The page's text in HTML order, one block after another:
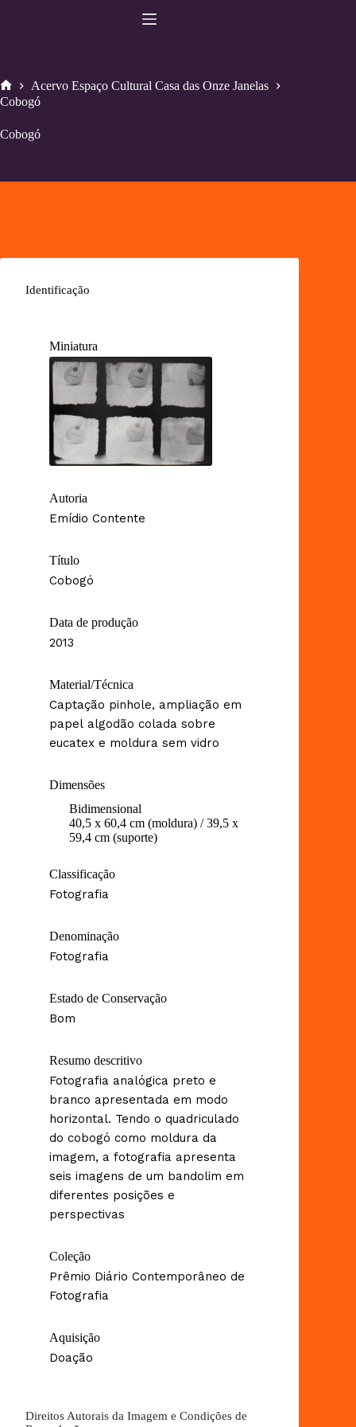
Home
Acervo Espaço Cultural Casa das Onze Janelas
Cobogó
Cobogó
Identificação
Miniatura
Autoria
Emídio Contente
Título
Cobogó
Data de produção
2013
Material/Técnica
Captação pinhole, ampliação em
papel algodão colada sobre
eucatex e moldura sem vidro
Dimensões
Bidimensional
40,5 x 60,4 cm (moldura) / 39,5 x
59,4 cm (suporte)
Classificação
Fotografia
Denominação
Fotografia
Estado de Conservação
Bom
Resumo descritivo
Fotografia analógica preto e
branco apresentada em modo
horizontal. Tendo o quadriculado
do cobogó como moldura da
imagem, a fotografia apresenta
seis imagens de um bandolim em
diferentes posições e
perspectivas
Coleção
Prêmio Diário Contemporâneo de
Fotografia
Aquisição
Doação
Direitos Autorais da Imagem e Condições de